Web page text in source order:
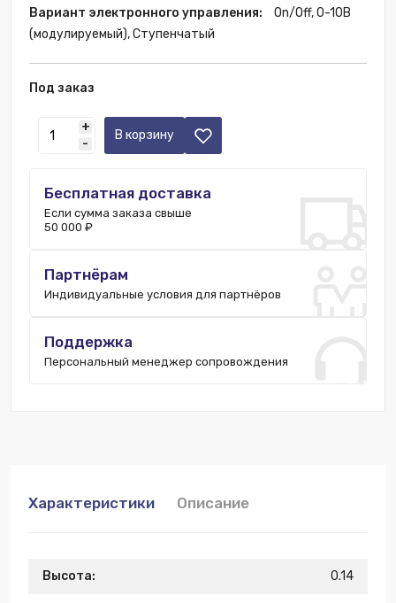
Вариант электронного управления:
On/Off, 0-10B
(модулируемый), Ступенчатый
Под заказ
+
-
В корзину
Бесплатная доставка
Если сумма заказа свыше
50 000 ₽
Партнёрам
Индивидуальные условия для партнёров
Поддержка
Персональный менеджер сопровождения
Характеристики Описание
Высота: 0.14